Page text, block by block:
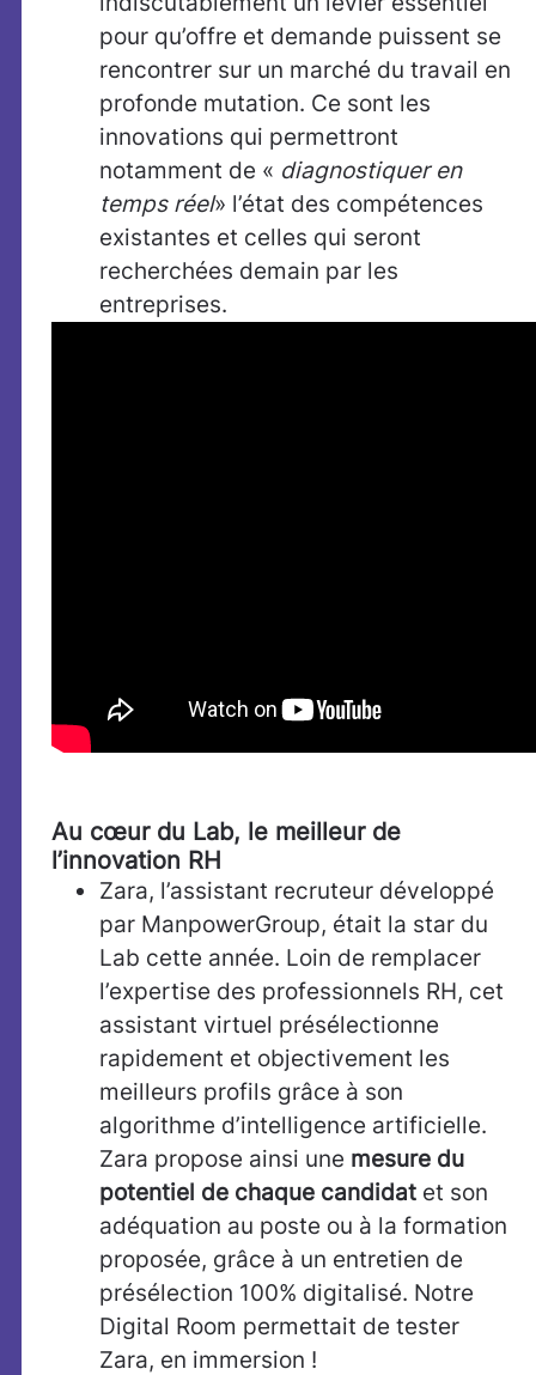
pour qu’offre et demande puissent se
rencontrer sur un marché du travail en
profonde mutation. Ce sont les
innovations qui permettront
notamment de « diagnostiquer en
temps réel» l’état des compétences
existantes et celles qui seront
recherchées demain par les
entreprises.
Au cœur du Lab, le meilleur de
l’innovation RH
Zara, l’assistant recruteur développé
par ManpowerGroup, était la star du
Lab cette année. Loin de remplacer
l’expertise des professionnels RH, cet
assistant virtuel présélectionne
rapidement et objectivement les
meilleurs profils grâce à son
algorithme d’intelligence artificielle.
Zara propose ainsi une mesure du
potentiel de chaque candidat et son
adéquation au poste ou à la formation
proposée, grâce à un entretien de
présélection 100% digitalisé. Notre
Digital Room permettait de tester
Zara, en immersion !